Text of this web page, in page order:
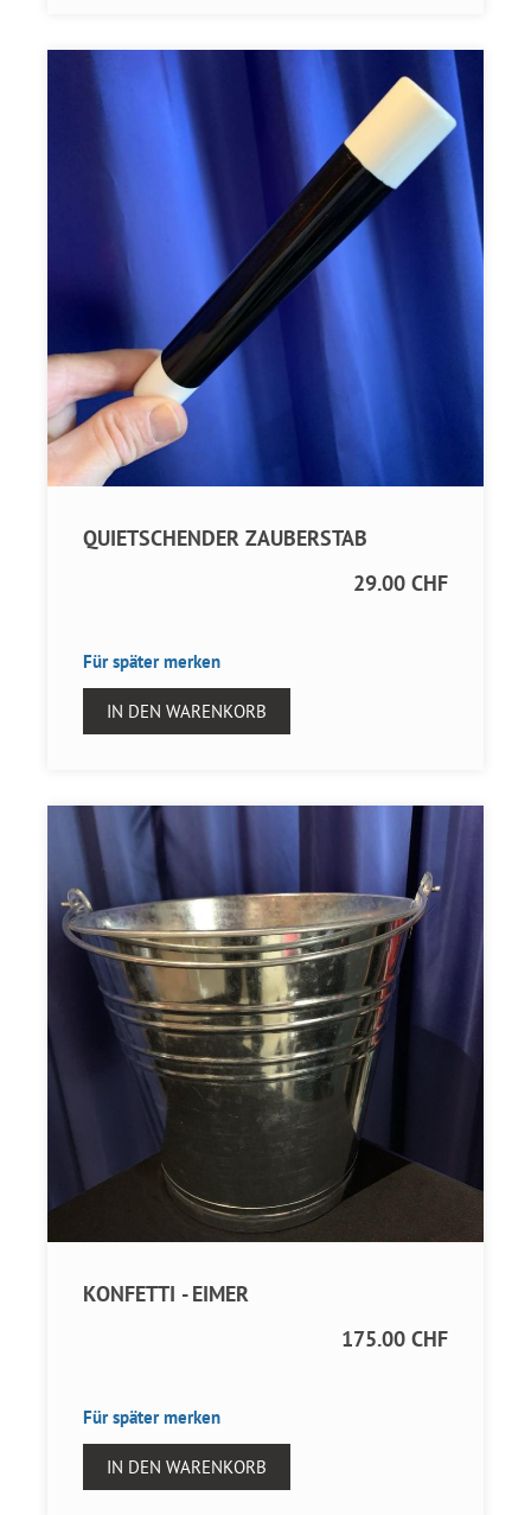
QUIETSCHENDER ZAUBERSTAB
29.00 CHF
Für später merken
IN DEN WARENKORB
KONFETTI - EIMER
175.00 CHF
Für später merken
IN DEN WARENKORB